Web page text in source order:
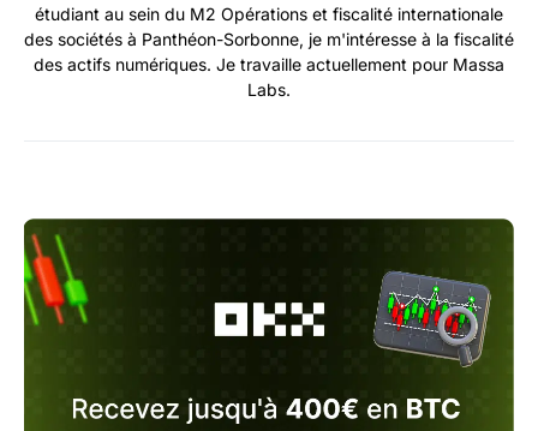
étudiant au sein du M2 Opérations et fiscalité internationale
des sociétés à Panthéon-Sorbonne, je m'intéresse à la fiscalité
des actifs numériques. Je travaille actuellement pour Massa
Labs.